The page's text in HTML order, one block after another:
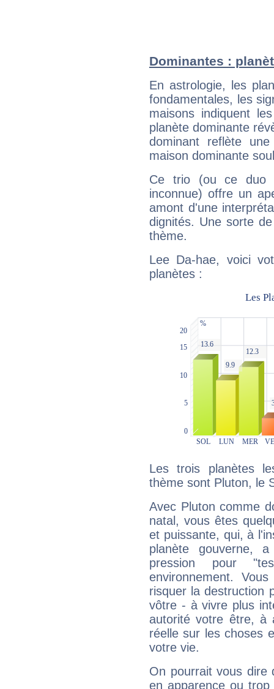
Dominantes :
En astrologie, les
fondamentales, les
maisons indiquent
planète dominante
dominant reflète
maison dominante
Ce trio (ou ce duo
inconnue) offre un
amont d'une
dignités. Une sorte
thème.
Lee Da-hae, voici
planètes :
Les trois planètes
thème sont Pluton, le
Avec Pluton comme
natal, vous êtes
et puissante, qui, à
planète gouverne,
pression pour
environnement.
risquer la destruction
vôtre - à vivre plus
autorité votre être, à
réelle sur les choses
votre vie.
On pourrait vous dire
en apparence ou